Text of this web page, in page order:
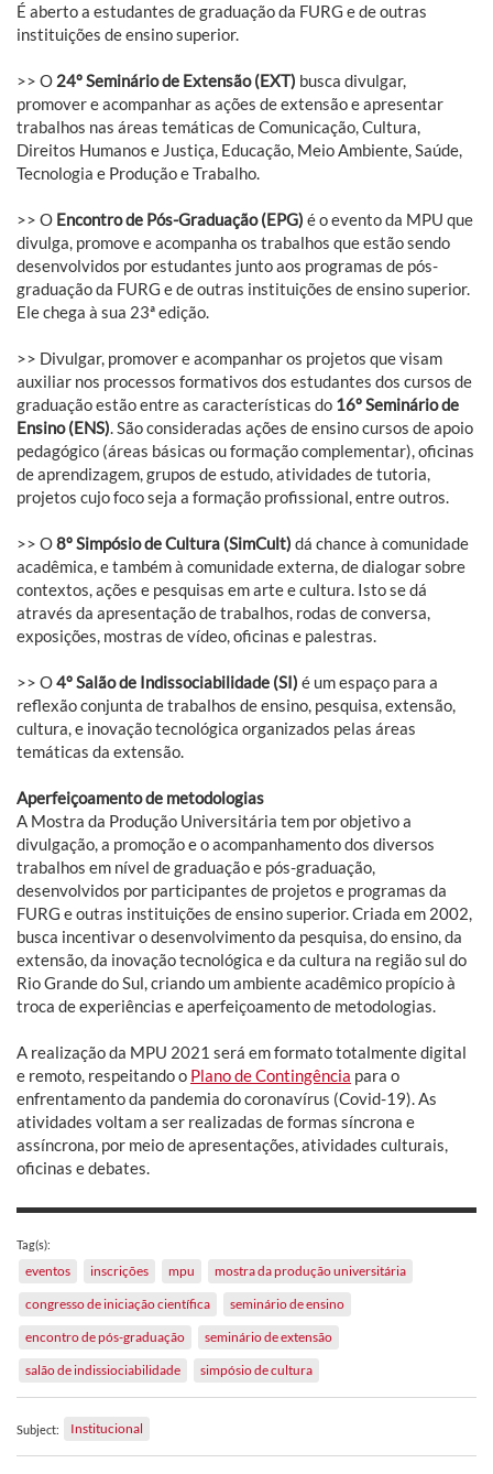
É aberto a estudantes de graduação da FURG e de outras
instituições de ensino superior.
>> O 24º Seminário de Extensão (EXT) busca divulgar,
promover e acompanhar as ações de extensão e apresentar
trabalhos nas áreas temáticas de Comunicação, Cultura,
Direitos Humanos e Justiça, Educação, Meio Ambiente, Saúde,
Tecnologia e Produção e Trabalho.
>> O Encontro de Pós-Graduação (EPG) é o evento da MPU que
divulga, promove e acompanha os trabalhos que estão sendo
desenvolvidos por estudantes junto aos programas de pós-
graduação da FURG e de outras instituições de ensino superior.
Ele chega à sua 23ª edição.
>> Divulgar, promover e acompanhar os projetos que visam
auxiliar nos processos formativos dos estudantes dos cursos de
graduação estão entre as características do 16º Seminário de
Ensino (ENS). São consideradas ações de ensino cursos de apoio
pedagógico (áreas básicas ou formação complementar), oficinas
de aprendizagem, grupos de estudo, atividades de tutoria,
projetos cujo foco seja a formação profissional, entre outros.
>> O8º Simpósio de Cultura (SimCult) dá chance à comunidade
acadêmica, e também à comunidade externa, de dialogar sobre
contextos, ações e pesquisas em arte e cultura. Isto se dá
através da apresentação de trabalhos, rodas de conversa,
exposições, mostras de vídeo, oficinas e palestras.
>> O4º Salão de Indissociabilidade (SI) é um espaço para a
reflexão conjunta de trabalhos de ensino, pesquisa, extensão,
cultura, e inovação tecnológica organizados pelas áreas
temáticas da extensão.
Aperfeiçoamento de metodologias
A Mostra da Produção Universitária tem por objetivo a
divulgação, a promoção e o acompanhamento dos diversos
trabalhos em nível de graduação e pós-graduação,
desenvolvidos por participantes de projetos e programas da
FURG e outras instituições de ensino superior. Criada em 2002,
busca incentivar o desenvolvimento da pesquisa, do ensino, da
extensão, da inovação tecnológica e da cultura na região sul do
Rio Grande do Sul, criando um ambiente acadêmico propício à
troca de experiências e aperfeiçoamento de metodologias.
A realização da MPU 2021 será em formato totalmente digital
e remoto, respeitando o Plano de Contingência para o
enfrentamento da pandemia do coronavírus (Covid-19). As
atividades voltam a ser realizadas de formas síncrona e
assíncrona, por meio de apresentações, atividades culturais,
oficinas e debates.
Tag(s):
eventos inscrições mpu
mostra da produção universitária
congresso de iniciação científica
seminário de ensino
encontro de pós-graduação
seminário de extensão
salão de indissiociabilidade
simpósio de cultura
Subject: Institucional